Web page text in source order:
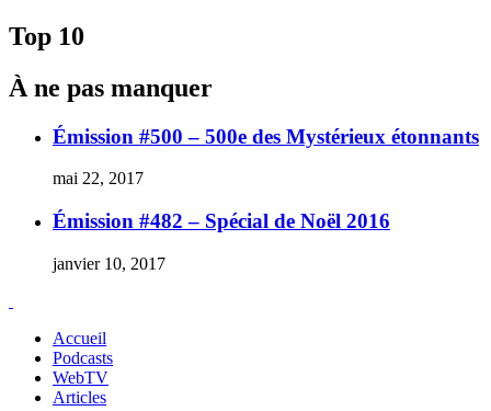
d’aujourd’hui…
aujourd’hui.
Top 10
À ne pas manquer
Émission #500 – 500e des Mystérieux étonnants
mai 22, 2017
Émission #482 – Spécial de Noël 2016
janvier 10, 2017
Accueil
Podcasts
WebTV
Articles